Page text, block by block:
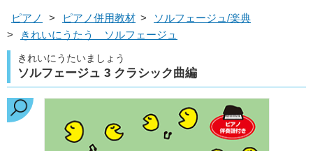
ピアノ > ピアノ併用教材 >
ソルフェージュ/楽典
>
きれいにうたう ソルフェージュ
きれいにうたいましょう
ソルフェージュ 3 クラシック曲編